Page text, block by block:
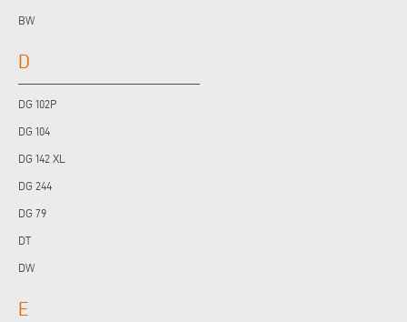
BW
D
DG 102P
DG 104
DG 142 XL
DG 244
DG 79
DT
DW
E